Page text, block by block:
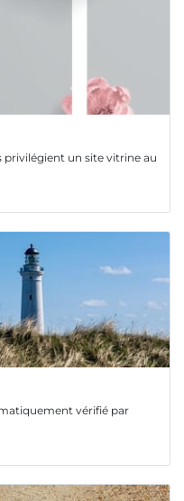
un site vitrine au
vérifié par